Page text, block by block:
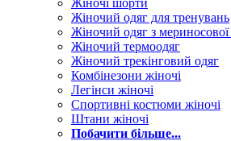
Жіночі шорти
Жіночий одяг для тренувань
Жіночий одяг з
Жіночий термоодяг
Жіночий трекінговий одяг
Комбінезони жіночі
Легінси жіночі
Спортивні костюми жіночі
Штани жіночі
Побачити більше...